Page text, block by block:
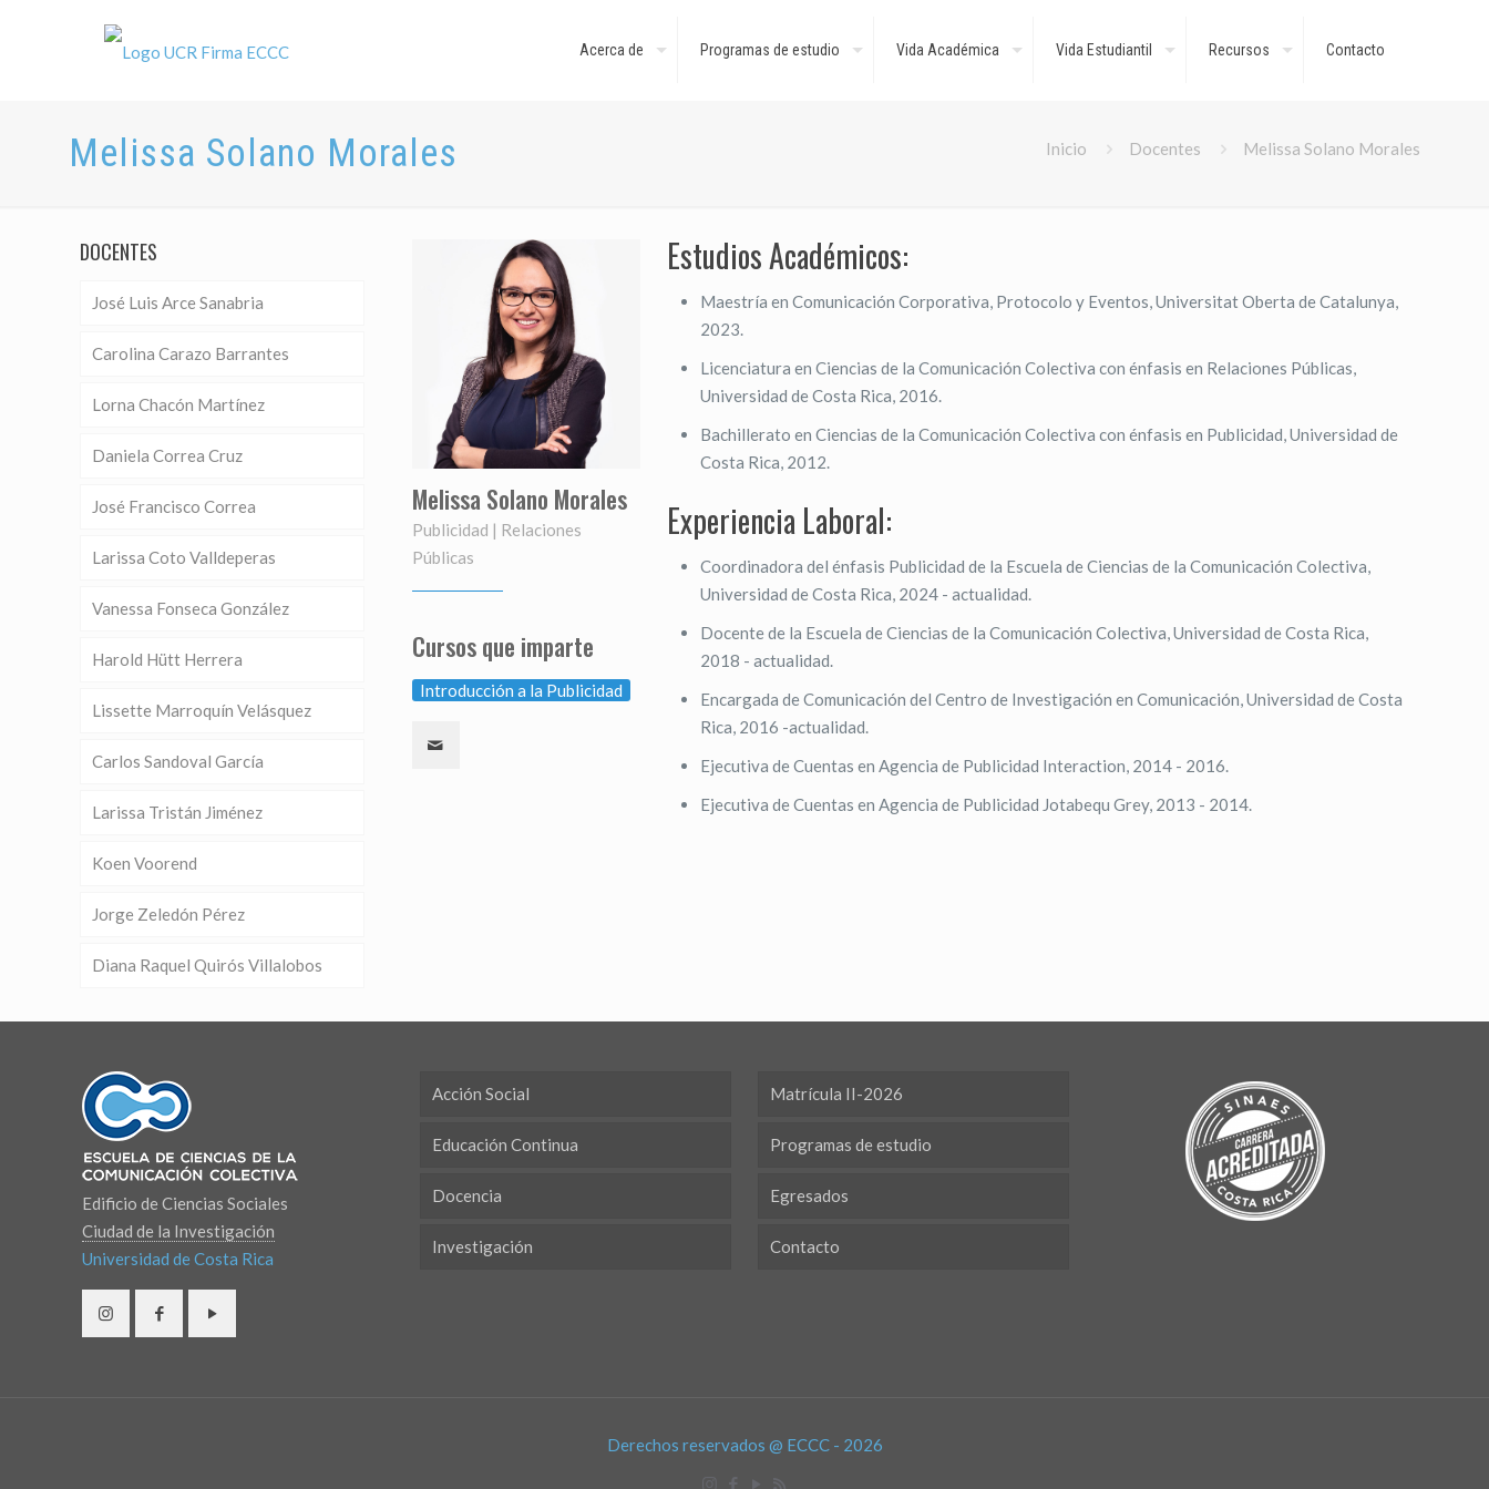
Acerca de Programas de estudio Vida Académica Vida Estudiantil Recursos Contacto
Melissa Solano Morales Inicio Docentes Melissa Solano Morales
Melissa Solano Morales
Publicidad | Relaciones
Públicas
Cursos que imparte
Introducción a la Publicidad
Estudios Académicos:
Maestría en Comunicación Corporativa, Protocolo y Eventos, Universitat Oberta de Catalunya,
2023.
Licenciatura en Ciencias de la Comunicación Colectiva con énfasis en Relaciones Públicas,
Universidad de Costa Rica, 2016.
Bachillerato en Ciencias de la Comunicación Colectiva con énfasis en Publicidad, Universidad de
Costa Rica, 2012.
Experiencia Laboral:
Coordinadora del énfasis Publicidad de la Escuela de Ciencias de la Comunicación Colectiva,
Universidad de Costa Rica, 2024 - actualidad.
Docente de la Escuela de Ciencias de la Comunicación Colectiva, Universidad de Costa Rica,
2018 - actualidad.
Encargada de Comunicación del Centro de Investigación en Comunicación, Universidad de Costa
Rica, 2016 -actualidad.
Ejecutiva de Cuentas en Agencia de Publicidad Interaction, 2014 - 2016.
Ejecutiva de Cuentas en Agencia de Publicidad Jotabequ Grey, 2013 - 2014.
DOCENTES
José Luis Arce Sanabria
Carolina Carazo Barrantes
Lorna Chacón Martínez
Daniela Correa Cruz
José Francisco Correa
Larissa Coto Valldeperas
Vanessa Fonseca González
Harold Hütt Herrera
Lissette Marroquín Velásquez
Carlos Sandoval García
Larissa Tristán Jiménez
Koen Voorend
Jorge Zeledón Pérez
Diana Raquel Quirós Villalobos
Edificio de Ciencias Sociales
Ciudad de la Investigación
Universidad de Costa Rica
Acción Social
Educación Continua
Docencia
Investigación
Matrícula II-2026
Programas de estudio
Egresados
Contacto
Derechos reservados @ ECCC - 2026